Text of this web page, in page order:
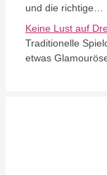
und die richtige…
Keine Lust auf
Traditionelle
etwas